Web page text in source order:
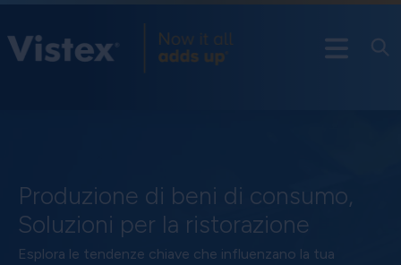
Produzione di beni di consumo,
Soluzioni per la ristorazione
Esplora le tendenze chiave che influenzano la tua